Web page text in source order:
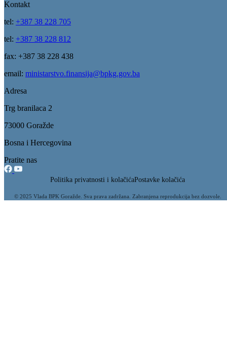
sufinansiranje projekta Razvojnog programa Ujedinjenih nacija
19”
Filtriraj rezultate po kategoriji
Vijesti (178)
Zakoni i propisi (19)